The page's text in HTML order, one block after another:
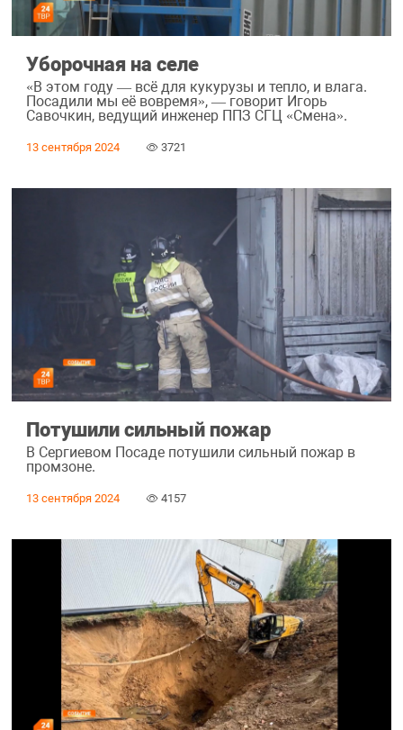
Уборочная на селе
«В этом году — всё для кукурузы и тепло, и влага.
Посадили мы её вовремя», — говорит Игорь
Савочкин, ведущий инженер ППЗ СГЦ «Смена».
13 сентября 2024 3721
Потушили сильный пожар
В Сергиевом Посаде потушили сильный пожар в
промзоне.
13 сентября 2024 4157